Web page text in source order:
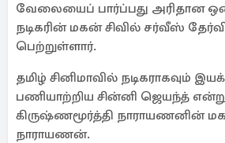
வேலையைப் பார்ப்பது அரிதான
நடிகரின் மகன் சிவில் சர்வீஸ்
பெற்றுள்ளார்.
தமிழ் சினிமாவில் நடிகராகவும்
பணியாற்றிய சின்னி ஜெயந்த்
கிருஷ்ணமூர்த்தி நாராயணனின்
நாராயணன்.